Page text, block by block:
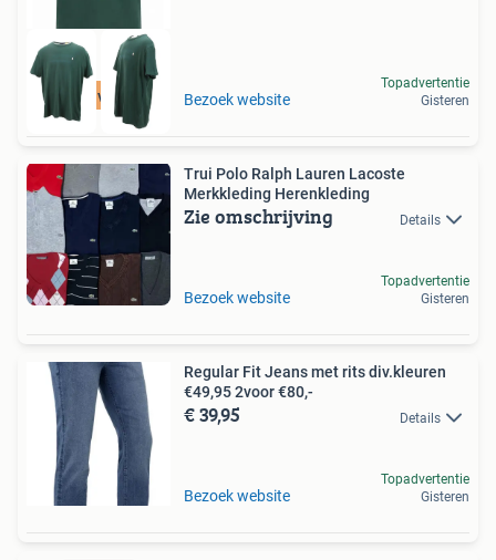
Tot 75% voordeel Bezoek website
Topadvertentie
Gisteren
Trui Polo Ralph Lauren Lacoste
Merkkleding Herenkleding
Zie omschrijving Details
Bezoek website
Topadvertentie
Gisteren
Regular Fit Jeans met rits div.kleuren
€49,95 2voor €80,-
€ 39,95 Details
Bezoek website
Topadvertentie
Gisteren